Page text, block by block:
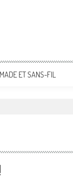
ET SANS-FIL